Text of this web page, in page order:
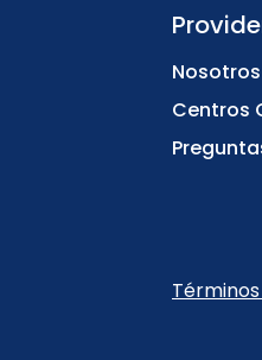
Nosotros
Centros